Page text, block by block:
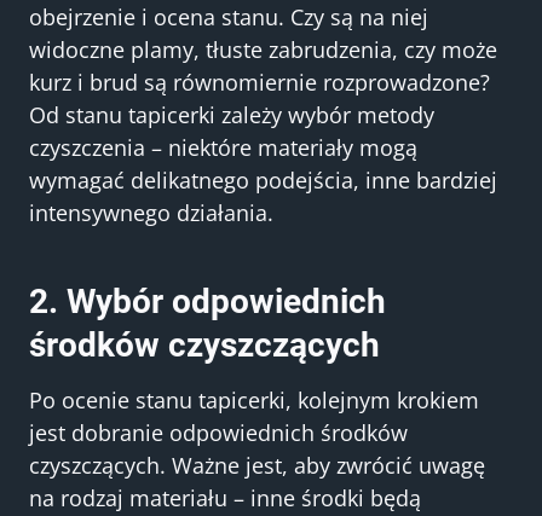
obejrzenie i ocena stanu. Czy są na niej
widoczne plamy, tłuste zabrudzenia, czy może
kurz i brud są równomiernie rozprowadzone?
Od stanu tapicerki zależy wybór metody
czyszczenia – niektóre materiały mogą
wymagać delikatnego podejścia, inne bardziej
intensywnego działania.
2. Wybór odpowiednich
środków czyszczących
Po ocenie stanu tapicerki, kolejnym krokiem
jest dobranie odpowiednich środków
czyszczących. Ważne jest, aby zwrócić uwagę
na rodzaj materiału – inne środki będą